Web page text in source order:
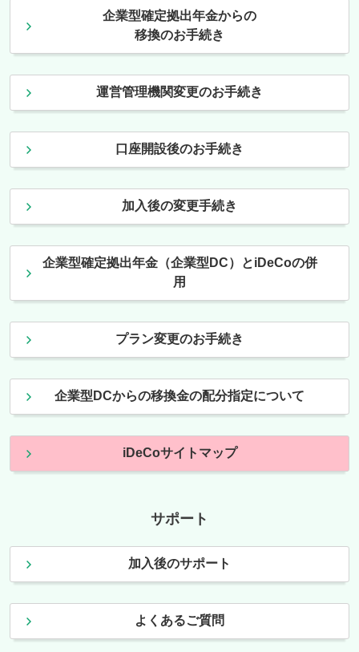
企業型確定拠出年金からの
移換のお手続き
運営管理機関変更のお手続き
口座開設後のお手続き
加入後の変更手続き
企業型確定拠出年金（企業型DC）とiDeCoの併
用
プラン変更のお手続き
企業型DCからの移換金の配分指定について
iDeCoサイトマップ
サポート
加入後のサポート
よくあるご質問